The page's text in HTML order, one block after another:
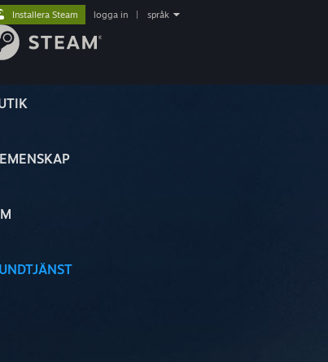
Installera Steam logga in språk